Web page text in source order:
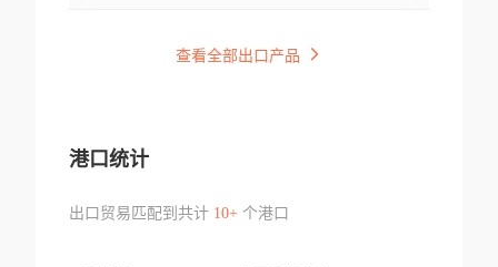
查看全部出口产品
港口统计
出口贸易匹配到共计 10+个港口